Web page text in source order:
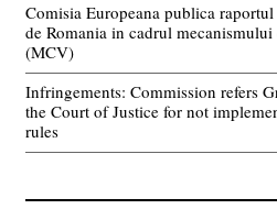
Comisia Europeana publica
de Romania in cadrul
(MCV)
Infringements: Commission refers
the Court of Justice for not
rules